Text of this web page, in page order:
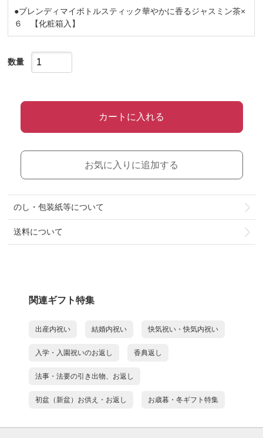
●ブレンディマイボトルスティック華やかに香るジャスミン茶×
６ 【化粧箱入】
数量
カートに入れる
お気に入りに追加する
のし・包装紙等について
送料について
関連ギフト特集
出産内祝い 結婚内祝い 快気祝い・快気内祝い
入学・入園祝いのお返し 香典返し
法事・法要の引き出物、お返し
初盆（新盆）お供え・お返し お歳暮・冬ギフト特集